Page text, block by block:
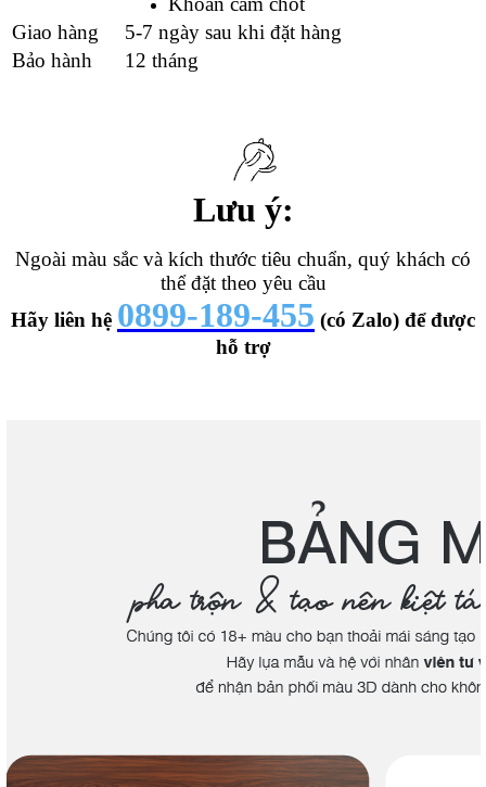
Giao hàng
5-7 ngày sau khi đặt hàng
Bảo hành
12 tháng
Lưu ý:
Ngoài màu sắc và kích thước tiêu chuẩn, quý khách có
thể đặt theo yêu cầu
Hãy liên hệ 0899-189-455 (có Zalo) để được
hỗ trợ